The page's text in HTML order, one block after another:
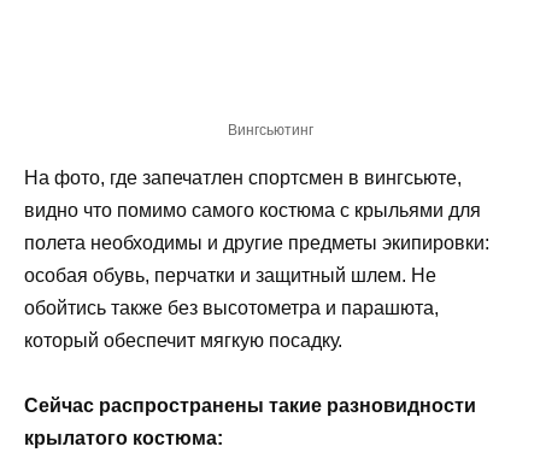
Вингсьютинг
На фото, где запечатлен спортсмен в вингсьюте,
видно что помимо самого костюма с крыльями для
полета необходимы и другие предметы экипировки:
особая обувь, перчатки и защитный шлем. Не
обойтись также без высотометра и парашюта,
который обеспечит мягкую посадку.
Сейчас распространены такие разновидности
крылатого костюма: